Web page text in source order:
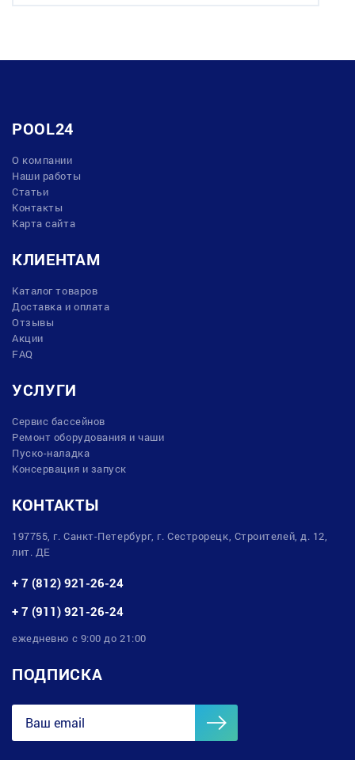
POOL24
О компании
Наши работы
Статьи
Контакты
Карта сайта
КЛИЕНТАМ
Каталог товаров
Доставка и оплата
Отзывы
Акции
FAQ
УСЛУГИ
Сервис бассейнов
Ремонт оборудования и чаши
Пуско-наладка
Консервация и запуск
КОНТАКТЫ
197755, г. Санкт-Петербург, г. Сестрорецк, Строителей, д. 12,
лит. ДЕ
+ 7 (812) 921-26-24
+ 7 (911) 921-26-24
ежедневно с 9:00 до 21:00
ПОДПИСКА